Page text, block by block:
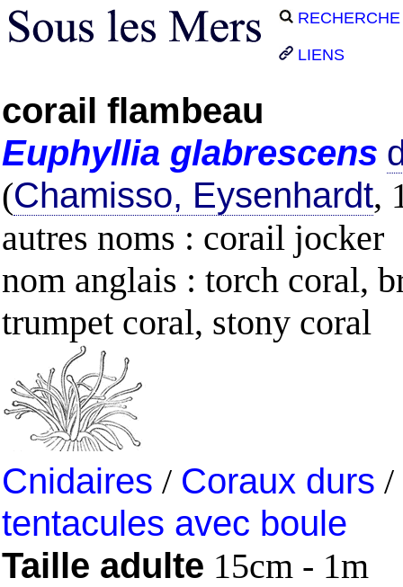
RECHERCHE
LIENS
corail flambeau
Euphyllia glabrescens
(Chamisso, Eysenhardt,
autres noms : corail jocker
nom anglais : torch coral,
trumpet coral, stony coral
Cnidaires / Coraux durs /
tentacules avec boule
Taille adulte 15cm - 1m